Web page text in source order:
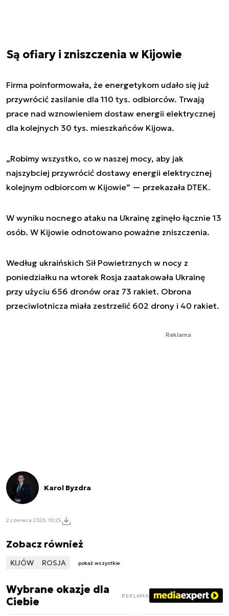
Są ofiary i zniszczenia w Kijowie
Firma poinformowała, że energetykom udało się już
przywrócić zasilanie dla 110 tys. odbiorców. Trwają
prace nad wznowieniem dostaw energii elektrycznej
dla kolejnych 30 tys. mieszkańców Kijowa.
„Robimy wszystko, co w naszej mocy, aby jak
najszybciej przywrócić dostawy energii elektrycznej
kolejnym odbiorcom w Kijowie” — przekazała DTEK.
W wyniku nocnego ataku na Ukrainę zginęło łącznie 13
osób. W Kijowie odnotowano poważne zniszczenia.
Według ukraińskich Sił Powietrznych w nocy z
poniedziałku na wtorek Rosja zaatakowała Ukrainę
przy użyciu 656 dronów oraz 73 rakiet. Obrona
przeciwlotnicza miała zestrzelić 602 drony i 40 rakiet.
Reklama
Karol Byzdra
2 czerwca 2026, 10:25
Zobacz również
KIJÓW ROSJA pokaż wszystkie
Wybrane okazje dla
Ciebie
REKLAMA